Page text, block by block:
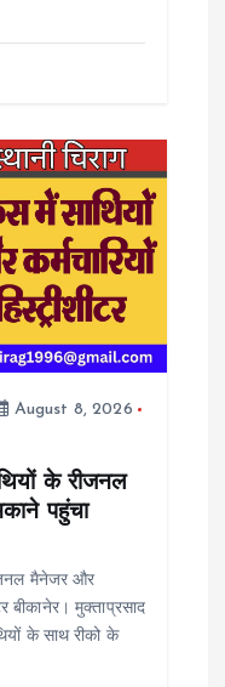
August 8, 2026
के रीजनल
पहुंचा
मैनेजर और
बीकानेर। मुक्ताप्रसाद
के साथ रीको के